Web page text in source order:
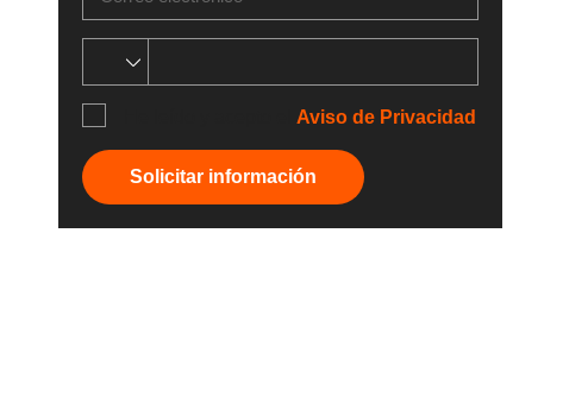
Aviso de Privacidad
Solicitar información